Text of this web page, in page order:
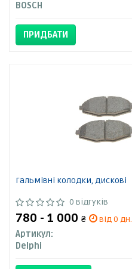
BOSCH
ПРИДБАТИ
Гальмівні колодки, дискові
0 відгуків
780 - 1 000 ₴
від 0 дн.
Артикул:
Delphi